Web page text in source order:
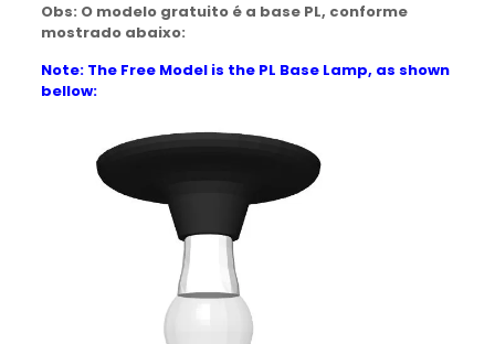
Obs: O modelo gratuito é a base PL, conforme
mostrado abaixo:
Note: The Free Model is the PL Base Lamp, as shown
bellow: